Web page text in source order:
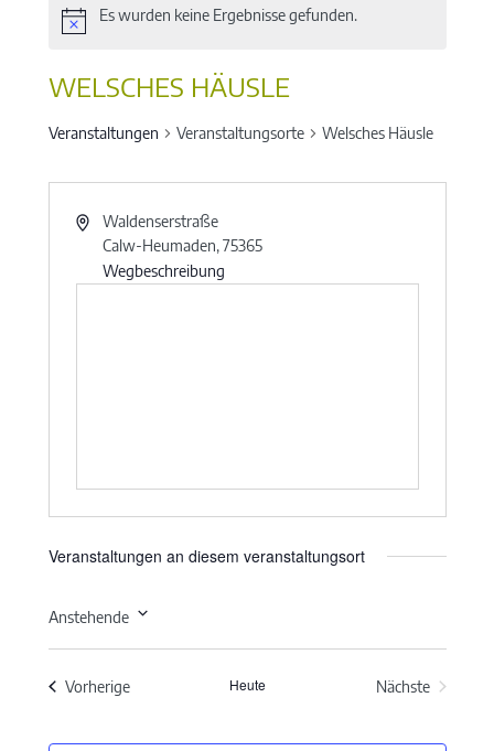
Es wurden keine Ergebnisse gefunden.
WELSCHES HÄUSLE
Veranstaltungen Veranstaltungsorte Welsches Häusle
Waldenserstraße
Calw-Heumaden,75365
Wegbeschreibung
Veranstaltungen an diesem veranstaltungsort
Anstehende
VorherigeVeranstaltungenHeute
Nächste